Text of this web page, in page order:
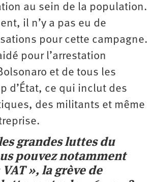
au sein de la population.
il n’y a pas eu de
pour cette campagne.
pour l’arrestation
et de tous les
d’État, ce qui inclut des
des militants et même
grandes luttes du
pouvez notamment
», la grève de